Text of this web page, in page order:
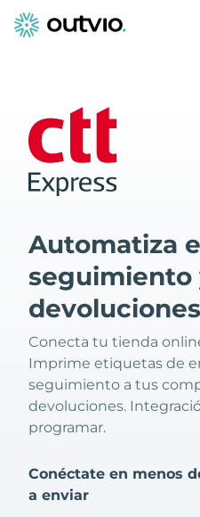
Automatiza
seguimiento
Conecta tu tienda
Imprime etiquetas de
seguimiento a tus
devoluciones.
programar.
Conéctate en menos
a enviar